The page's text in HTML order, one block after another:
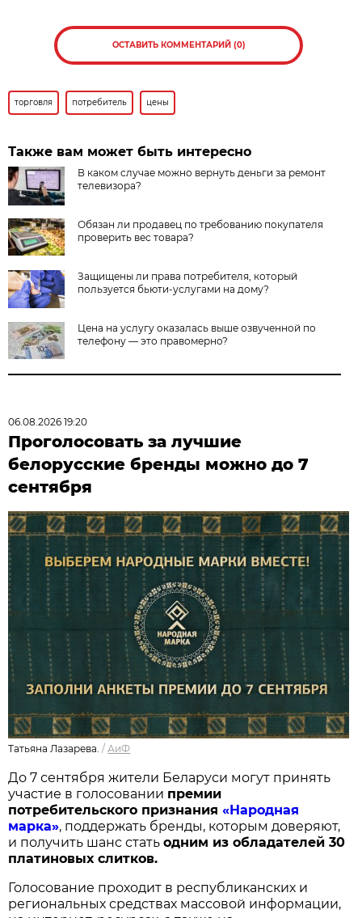
ОСТАВИТЬ КОММЕНТАРИЙ (0)
торговля потребитель цены
Также вам может быть интересно
В каком случае можно вернуть деньги за ремонт
телевизора?
Обязан ли продавец по требованию покупателя
проверить вес товара?
Защищены ли права потребителя, который
пользуется бьюти-услугами на дому?
Цена на услугу оказалась выше озвученной по
телефону — это правомерно?
06.08.2026 19:20
Проголосовать за лучшие
белорусские бренды можно до 7
сентября
Татьяна Лазарева. /АиФ
До 7 сентября жители Беларуси могут принять
участие в голосовании премии
потребительского признания«Народная
марка», поддержать бренды, которым доверяют,
и получить шанс статьодним из обладателей 30
платиновых слитков.
Голосование проходит в республиканских и
региональных средствах массовой информации,